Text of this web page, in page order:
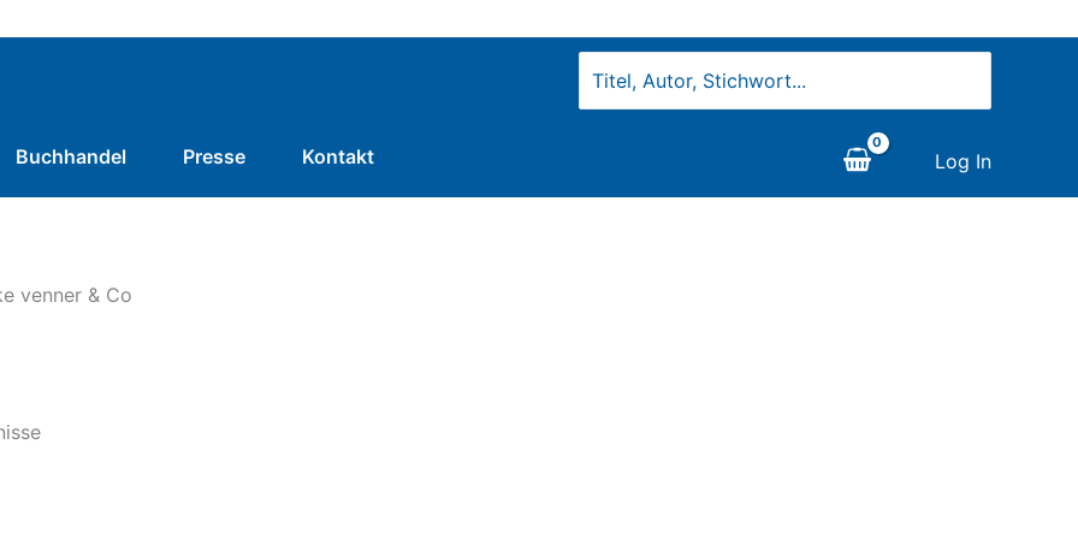
for:
Buchhandel Presse Kontakt Log In
venner & Co